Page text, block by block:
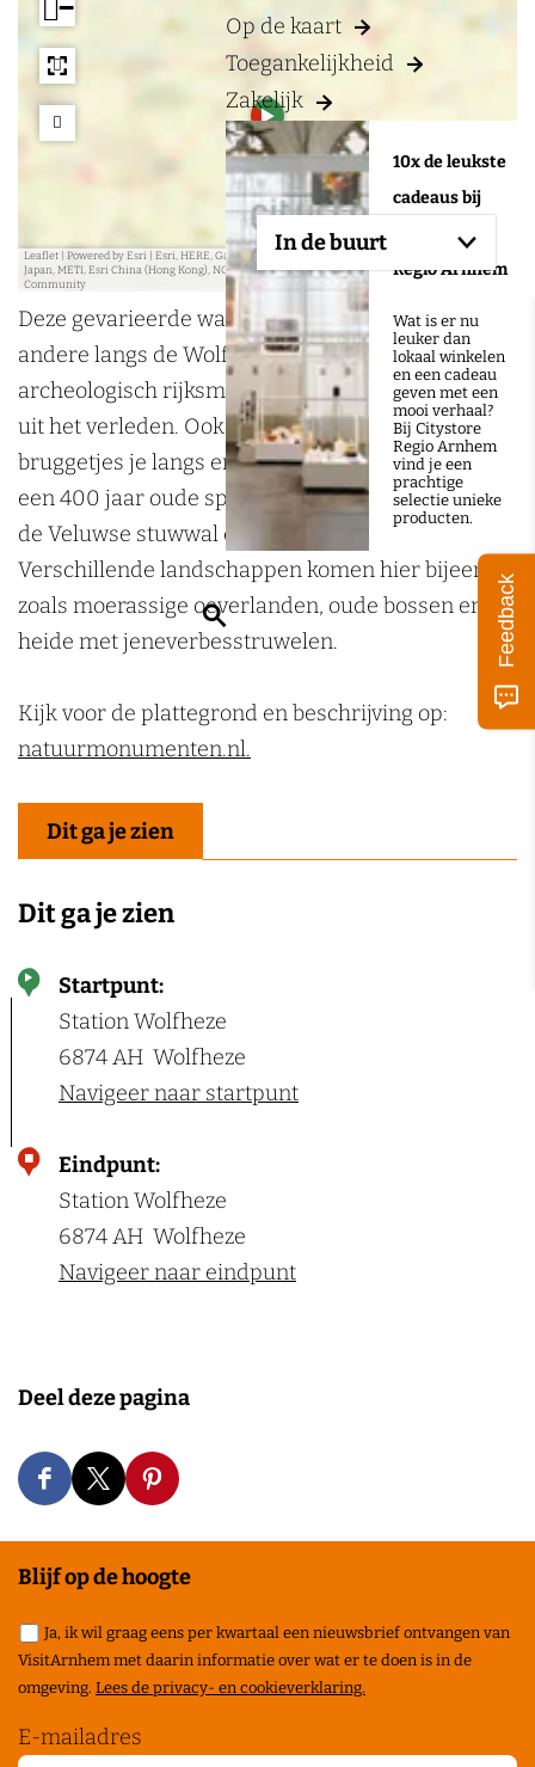
Op de kaart
Toegankelijkheid
Zakelijk
10x de leukste
cadeaus bij
Citystore
Regio Arnhem
Wat is er nu
leuker dan
lokaal winkelen
en een cadeau
geven met een
mooi verhaal?
Bij Citystore
Regio Arnhem
vind je een
prachtige
selectie unieke
producten.
Z
o
k
e
In de buurt
a
d
d
r
e
s
−
Leaflet
Powered by Esri | Esri, HERE, Garmin, USGS, Intermap, INCREMENT P, NRCAN, Esri
Japan, METI, Esri China (Hong Kong), NOSTRA, © OpenStreetMap contributors, and the GIS User
Community
Deze gevarieerde wandelroute brengt je onder
andere langs de Wolfhezer heide, een
archeologisch rijksmonument boordevol sporen
uit het verleden. Ook leiden slingerpaadjes en
bruggetjes je langs en over de Heelsumse beek,
een 400 jaar oude sprengenbeek op de grens van
de Veluwse stuwwal en de uiterwaarden.
Verschillende landschappen komen hier bijeen,
zoals moerassige oeverlanden, oude bossen en
heide met jeneverbesstruwelen.
Kijk voor de plattegrond en beschrijving op:
natuurmonumenten.nl.
Dit ga je zien
Dit ga je zien
Startpunt:
Station Wolfheze
6874 AH Wolfheze
Navigeer naar startpunt
Eindpunt:
Station Wolfheze
6874 AH Wolfheze
Navigeer naar eindpunt
Deel deze pagina
D
e
d
e
e
D
e
d
e
e
e
d
e
Blijf op de hoogte
Ja, ik wil graag eens per kwartaal een nieuwsbrief ontvangen van
VisitArnhem met daarin informatie over wat er te doen is in de
omgeving. Lees de privacy- en cookieverklaring.
E-mailadres
Feedback